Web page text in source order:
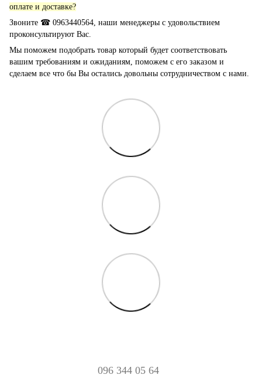
оплате и доставке?
Звоните ☎ 0963440564, наши менеджеры с удовольствием
проконсультируют Вас.
Мы поможем подобрать товар который будет соответствовать
вашим требованиям и ожиданиям, поможем с его заказом и
сделаем все что бы Вы остались довольны сотрудничеством с нами.
096 344 05 64